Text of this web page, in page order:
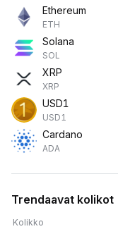
Ethereum
ETH
Solana
SOL
XRP
XRP
USD1
USD1
Cardano
ADA
Trendaavat kolikot
Kolikko